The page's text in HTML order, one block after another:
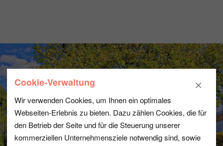
Cookie-Verwaltung
Wir verwenden Cookies, um Ihnen ein optimales
Webseiten-Erlebnis zu bieten. Dazu zählen Cookies, die für
den Betrieb der Seite und für die Steuerung unserer
kommerziellen Unternehmensziele notwendig sind, sowie